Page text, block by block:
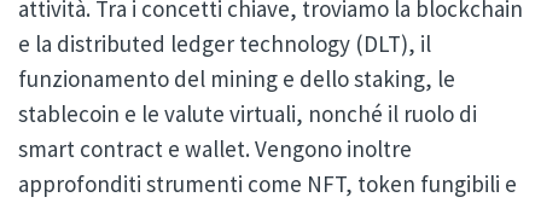
attività. Tra i concetti chiave, troviamo la blockchain
e la distributed ledger technology (DLT), il
funzionamento del mining e dello staking, le
stablecoin e le valute virtuali, nonché il ruolo di
smart contract e wallet. Vengono inoltre
approfonditi strumenti come NFT, token fungibili e